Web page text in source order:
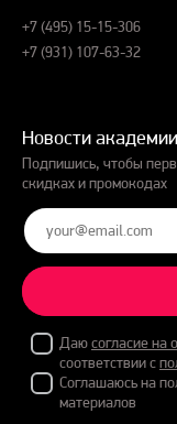
+7 (495) 15-15-306
+7 (931) 107-63-32
Новости академии
Подпишись, чтобы
скидках и промокодах
Даюсогласие на
соответствии с
Соглашаюсь на
материалов